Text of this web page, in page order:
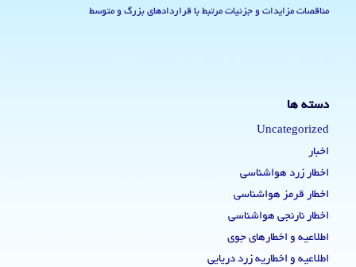
مناقصات مزایدات و جزئیات مرتبط با قراردادهای بزرگ و متوسط
دسته ها
Uncategorized
اخبار
اخطار زرد هواشناسی
اخطار قرمز هواشناسی
اخطار نارنجی هواشناسی
اطلاعیه و اخطارهای جوی
اطلاعیه و اخطاریه زرد دریایی